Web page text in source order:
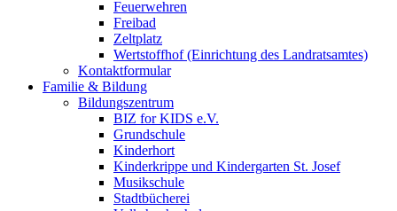
Feuerwehren
Freibad
Zeltplatz
Wertstoffhof (Einrichtung des Landratsamtes)
Kontaktformular
Familie & Bildung
Bildungszentrum
BIZ for KIDS e.V.
Grundschule
Kinderhort
Kinderkrippe und Kindergarten St. Josef
Musikschule
Stadtbücherei